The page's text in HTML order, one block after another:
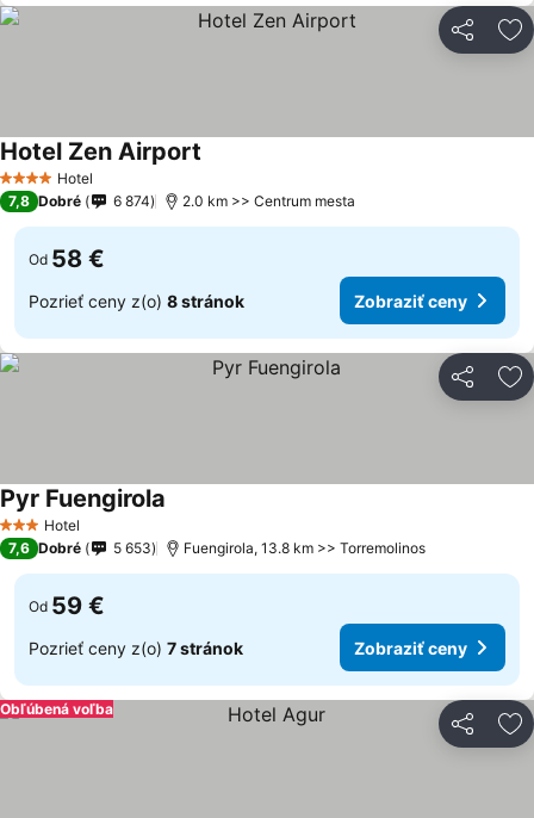
Zdieľať
4 Počet hviezdičiek
Hotel
Hotel Zen Airport
7,8 Dobré 6 874 2.0 km >> Centrum mesta
Od 58 €
Pozrieť ceny z(o) 8 stránok Zobraziť ceny
Zdieľať
3 Počet hviezdičiek
Hotel
Pyr Fuengirola
7,6 Dobré 5 653 Fuengirola, 13.8 km >> Torremolinos
Od 59 €
Pozrieť ceny z(o) 7 stránok Zobraziť ceny
Zdieľať
Obľúbená voľba